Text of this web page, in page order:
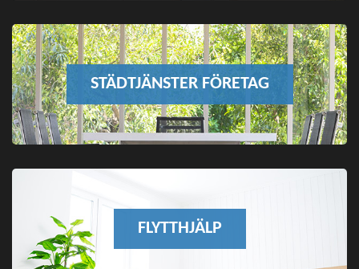
STÄDTJÄNSTER FÖRETAG
FLYTTHJÄLP